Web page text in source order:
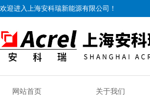
欢迎进入上海安科瑞新能源有限公司！
网站首页 关于我们